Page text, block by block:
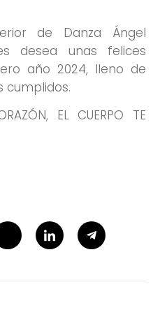
de Danza Ángel
desea unas felices
año 2024, lleno de
cumplidos.
EL CUERPO TE